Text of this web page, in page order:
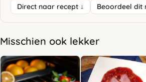
Direct naar recept ↓ Beoordeel dit
Misschien ook lekker